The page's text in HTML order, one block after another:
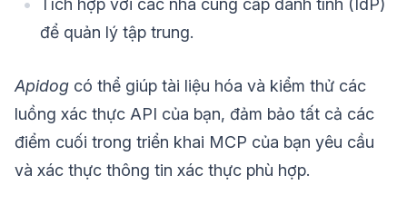
Tích hợp với các nhà cung cấp danh tính (IdP)
để quản lý tập trung.
Apidog có thể giúp tài liệu hóa và kiểm thử các
luồng xác thực API của bạn, đảm bảo tất cả các
điểm cuối trong triển khai MCP của bạn yêu cầu
và xác thực thông tin xác thực phù hợp.